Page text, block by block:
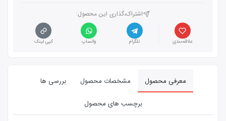
اشتراک،گذاری این محصول‌:
علاقه‌مندی تلگرام واتساپ کپی لینک
معرفی محصول مشخصات محصول بررسی ها
برچسب های محصول